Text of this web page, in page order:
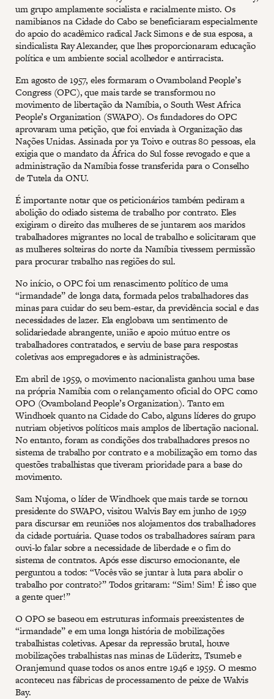
um grupo amplamente socialista e racialmente misto. Os
namibianos na Cidade do Cabo se beneficiaram especialmente
do apoio do acadêmico radical Jack Simons e de sua esposa, a
sindicalista Ray Alexander, que lhes proporcionaram educação
política e um ambiente social acolhedor e antirracista.
Em agosto de 1957, eles formaram o Ovamboland People’s
Congress (OPC), que mais tarde se transformou no
movimento de libertação da Namíbia, o South West Africa
People’s Organization (SWAPO). Os fundadores do OPC
aprovaram uma petição, que foi enviada à Organização das
Nações Unidas. Assinada por ya Toivo e outras 80 pessoas, ela
exigia que o mandato da África do Sul fosse revogado e que a
administração da Namíbia fosse transferida para o Conselho
de Tutela da ONU.
É importante notar que os peticionários também pediram a
abolição do odiado sistema de trabalho por contrato. Eles
exigiram o direito das mulheres de se juntarem aos maridos
trabalhadores migrantes no local de trabalho e solicitaram que
as mulheres solteiras do norte da Namíbia tivessem permissão
para procurar trabalho nas regiões do sul.
No início, o OPC foi um renascimento político de uma
“irmandade” de longa data, formada pelos trabalhadores das
minas para cuidar do seu bem-estar, da previdência social e das
necessidades de lazer. Ela englobava um sentimento de
solidariedade abrangente, união e apoio mútuo entre os
trabalhadores contratados, e serviu de base para respostas
coletivas aos empregadores e às administrações.
Em abril de 1959, o movimento nacionalista ganhou uma base
na própria Namíbia com o relançamento oficial do OPC como
OPO (Ovamboland People’s Organization). Tanto em
Windhoek quanto na Cidade do Cabo, alguns líderes do grupo
nutriam objetivos políticos mais amplos de libertação nacional.
No entanto, foram as condições dos trabalhadores presos no
sistema de trabalho por contrato e a mobilização em torno das
questões trabalhistas que tiveram prioridade para a base do
movimento.
Sam Nujoma, o líder de Windhoek que mais tarde se tornou
presidente do SWAPO, visitou Walvis Bay em junho de 1959
para discursar em reuniões nos alojamentos dos trabalhadores
da cidade portuária. Quase todos os trabalhadores saíram para
ouvi-lo falar sobre a necessidade de liberdade e o fim do
sistema de contratos. Após esse discurso emocionante, ele
perguntou a todos: “Vocês vão se juntar à luta para abolir o
trabalho por contrato?” Todos gritaram: “Sim! Sim! É isso que
a gente quer!”
O OPO se baseou em estruturas informais preexistentes de
“irmandade” e em uma longa história de mobilizações
trabalhistas coletivas. Apesar da repressão brutal, houve
mobilizações trabalhistas nas minas de Lüderitz, Tsumeb e
Oranjemund quase todos os anos entre 1946 e 1959. O mesmo
aconteceu nas fábricas de processamento de peixe de Walvis
Bay.